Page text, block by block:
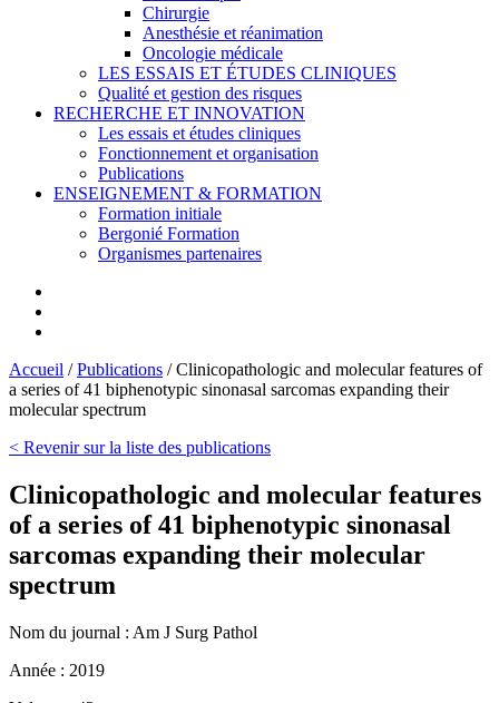
Chirurgie
Anesthésie et réanimation
Oncologie médicale
LES ESSAIS ET ÉTUDES CLINIQUES
Qualité et gestion des risques
RECHERCHE ET INNOVATION
Les essais et études cliniques
Fonctionnement et organisation
Publications
ENSEIGNEMENT & FORMATION
Formation initiale
Bergonié Formation
Organismes partenaires
Accueil /Publications /Clinicopathologic and molecular features of
a series of 41 biphenotypic sinonasal sarcomas expanding their
molecular spectrum
< Revenir sur la liste des publications
Clinicopathologic and molecular features
of a series of 41 biphenotypic sinonasal
sarcomas expanding their molecular
spectrum
Nom du journal : Am J Surg Pathol
Année : 2019